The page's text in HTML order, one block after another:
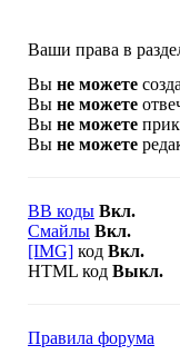
Ваши права в
Вы не можете
Вы не можете
Вы не можете
Вы не можете
BB коды Вкл.
Смайлы Вкл.
[IMG] код Вкл.
HTML код Выкл.
Правила форума